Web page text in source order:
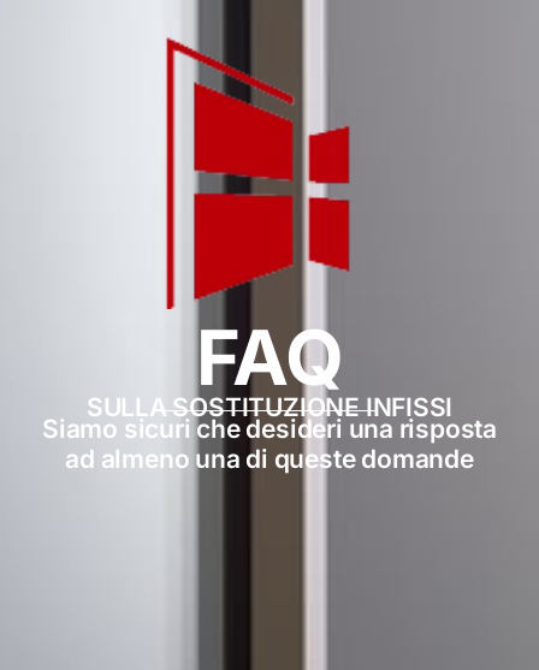
FAQ
SULLA SOSTITUZIONE INFISSI
Siamo sicuri che desideri una risposta
ad almeno una di queste domande